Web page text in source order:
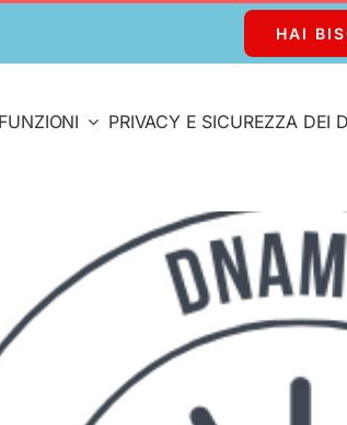
HAI
FUNZIONI PRIVACY E SICUREZZA DEI